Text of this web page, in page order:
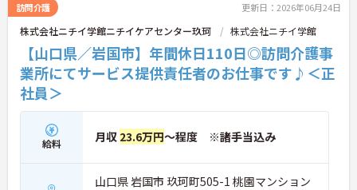
訪問介護 更新日：2026年06月24日
株式会社ニチイ学館ニチイケアセンター玖珂 株式会社ニチイ学館
【山口県／岩国市】年間休日110日◎訪問介護事
業所にてサービス提供責任者のお仕事です♪＜正
社員＞
給料 月収 23.6万円～程度 ※諸手当込み
山口県 岩国市 玖珂町505-1 桃園マンション